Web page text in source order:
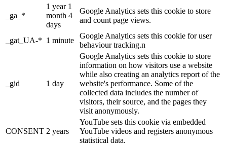
_ga_*
1 year 1
month 4
days
Google Analytics sets this cookie to store
and count page views.
_gat_UA-* 1 minute
Google Analytics sets this cookie for user
behaviour tracking.n
_gid 1 day
Google Analytics sets this cookie to store
information on how visitors use a website
while also creating an analytics report of the
website's performance. Some of the
collected data includes the number of
visitors, their source, and the pages they
visit anonymously.
CONSENT 2 years
YouTube sets this cookie via embedded
YouTube videos and registers anonymous
statistical data.